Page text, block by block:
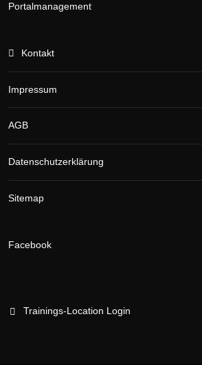
Portalmanagement
Kontakt
Impressum
AGB
Datenschutzerklärung
Sitemap
Facebook
Trainings-Location Login